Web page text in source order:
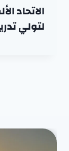
الاتحاد
لتولي